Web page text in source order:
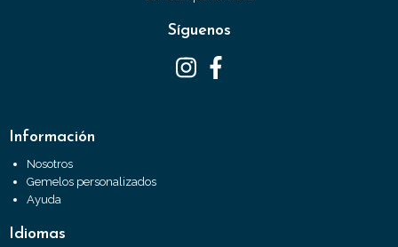
Síguenos
Información
Nosotros
Gemelos personalizados
Ayuda
Idiomas